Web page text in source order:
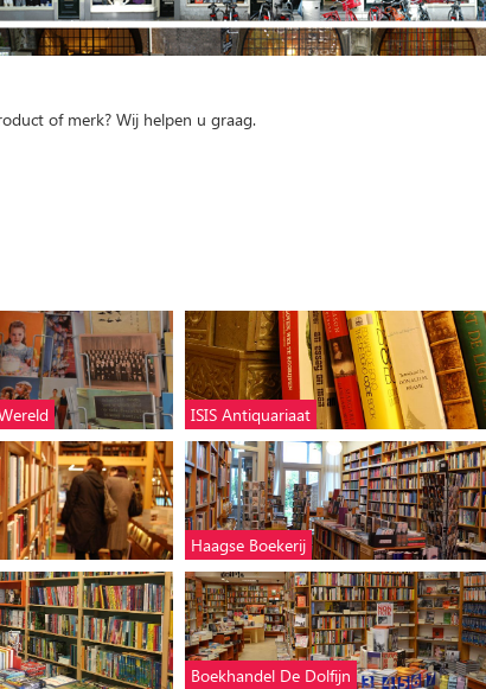
of merk? Wij helpen u graag.
ISIS Antiquariaat
Haagse Boekerij
Boekhandel De Dolfijn